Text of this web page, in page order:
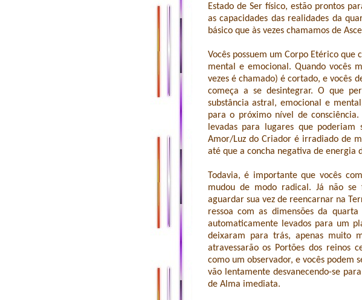
Estado de Ser físico, estão prontos
as capacidades das realidades da
básico que às vezes chamamos de
Vocês possuem um Corpo Etérico
mental e emocional. Quando vocês
vezes é chamado) é cortado, e vocês
começa a se desintegrar. O que
substância astral, emocional e
para o próximo nível de
levadas para lugares que
Amor/Luz do Criador é irradiado de
até que a concha negativa de energia
Todavia, é importante que vocês
mudou de modo radical. Já não se
aguardar sua vez de reencarnar na
ressoa com as dimensões da
automaticamente levados para um
deixaram para trás, apenas muito
atravessarão os Portões dos reinos
como um observador, e vocês podem
vão lentamente desvanecendo-se
de Alma imediata.